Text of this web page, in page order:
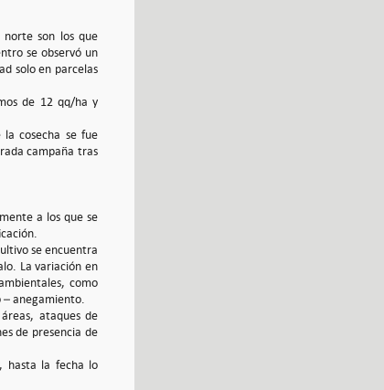
norte son los que
se observó un
solo en parcelas
de 12 qq/ha y
cosecha se fue
campaña tras
a los que se
se encuentra
La variación en
como
– anegamiento.
ataques de
de presencia de
hasta la fecha lo